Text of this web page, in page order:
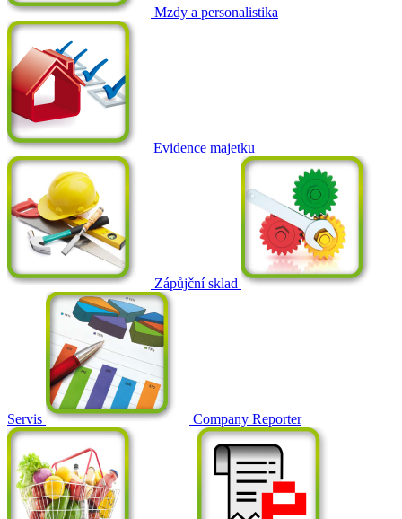
Mzdy a personalistika
Evidence majetku
Zápůjční sklad
Servis Company Reporter